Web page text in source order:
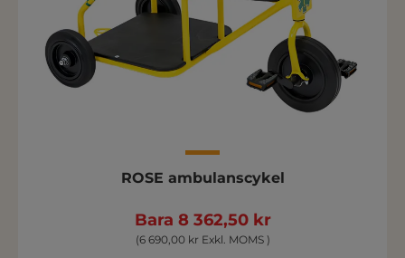
ROSE ambulanscykel
Bara 8 362,50 kr
(6 690,00 kr Exkl. MOMS )